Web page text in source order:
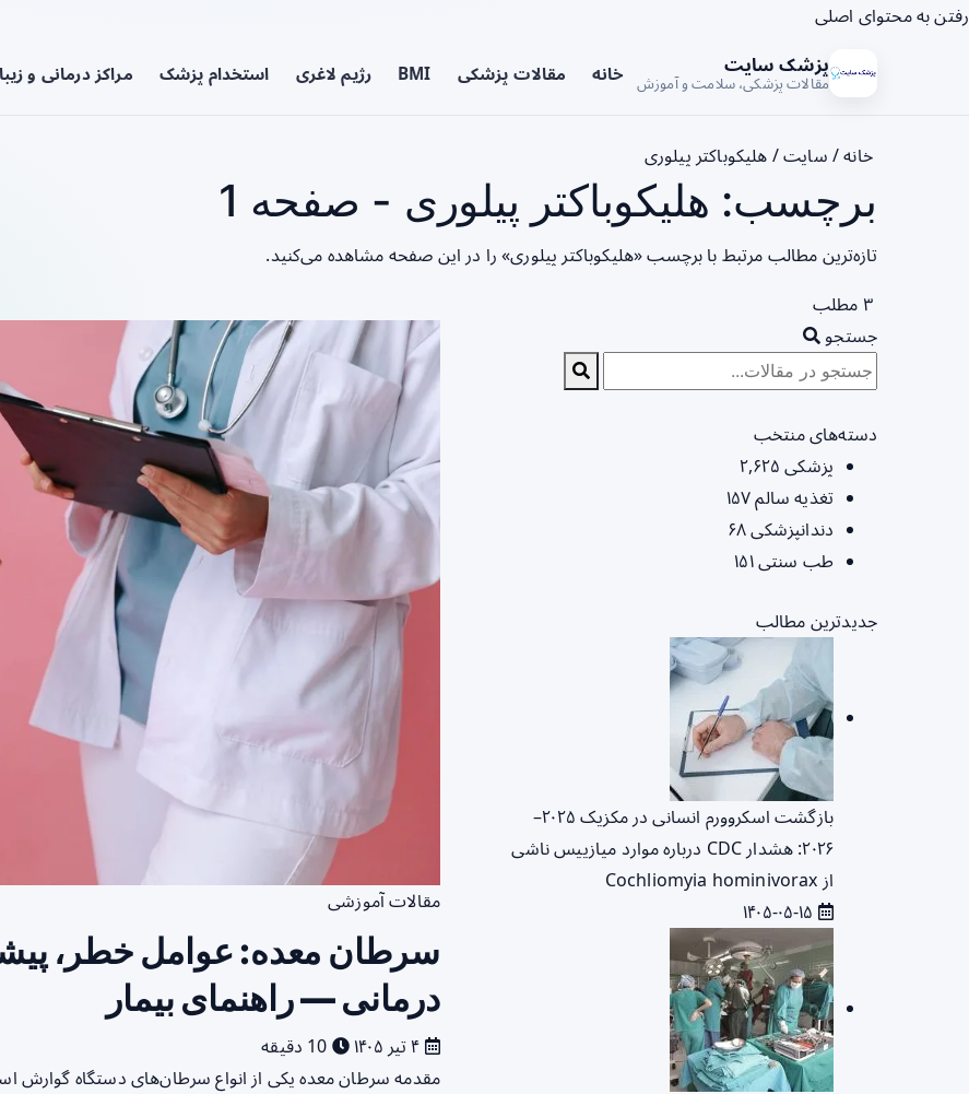
رفتن به محتوای اصلی
پزشک سایت
مقالات پزشکی، سلامت و آموزش خانه مقالات پزشکی BMI رژیم لاغری استخدام پزشک مراکز درمانی و
خانه/ سایت/ هلیکوباکتر پیلوری
برچسب: هلیکوباکتر پیلوری - صفحه 1
تازه‌ترین مطالب مرتبط با برچسب «هلیکوباکتر پیلوری» را در این صفحه مشاهده می‌کنید.
۳ مطلب
مقالات آموزشی
سرطان معده: عوامل خطر،
درمانی — راهنمای بیمار
مقدمه سرطان معده یکی از انواع سرطان‌های دستگاه
جستجو
دسته‌های منتخب
پزشکی ۲,۶۲۵
تغذیه سالم۱۵۷
دندانپزشکی۶۸
طب سنتی۱۵۱
جدیدترین مطالب
بازگشت اسکروورم انسانی در مکزیک ۲۰۲۵–
۲۰۲۶: هشدار CDC درباره موارد میازییس ناشی
از Cochliomyia hominivorax